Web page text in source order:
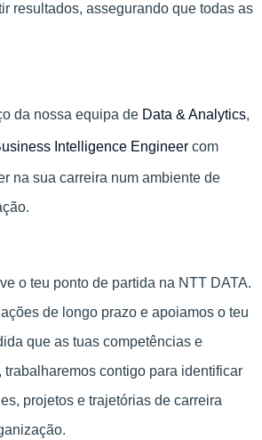
resultados, assegurando que todas as
da nossa equipa de Data & Analytics,
Intelligence Engineer com
na sua carreira num ambiente de
o teu ponto de partida na NTT DATA.
de longo prazo e apoiamos o teu
que as tuas competências e
contigo para identificar
projetos e trajetórias de carreira